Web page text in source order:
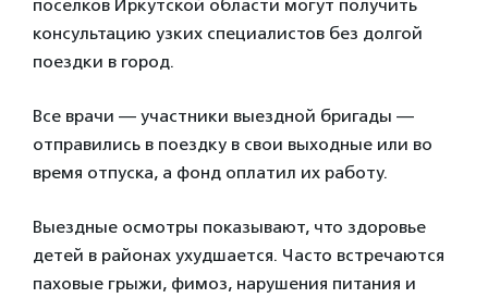
поселков Иркутской области могут получить
консультацию узких специалистов без долгой
поездки в город.
Все врачи — участники выездной бригады —
отправились в поездку в свои выходные или во
время отпуска, а фонд оплатил их работу.
Выездные осмотры показывают, что здоровье
детей в районах ухудшается. Часто встречаются
паховые грыжи, фимоз, нарушения питания и